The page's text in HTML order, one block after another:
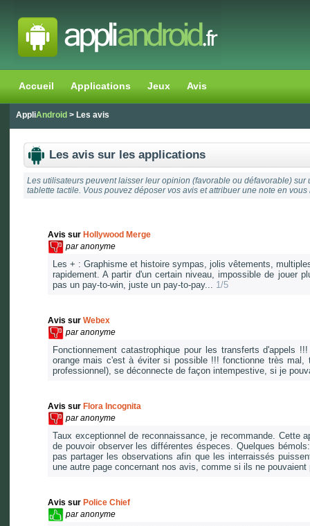
Accueil Applications Jeux Avis
AppliAndroid > Les avis
Les avis sur les applications
Les utilisateurs peuvent laisser leur opinion (favorable ou défavorable)
tablette tactile. Vous pouvez déposer vos avis et attribuer une note en
Avis sur Hollywood Merge
paranonyme
Les + : Graphisme et histoire sympas, jolis vêtements,
rapidement. A partir d'un certain niveau, impossible de jouer
pas un pay-to-win, juste un pay-to-pay... 1/5
Avis sur Webex
paranonyme
Fonctionnement catastrophique pour les transferts d'appels
orange mais c'est à éviter si possible !!! fonctionne très
professionnel), se déconnecte de façon intempestive, si je
Avis sur Flora Incognita
paranonyme
Taux exceptionnel de reconnaissance, je recommande. Cette
de pouvoir observer les différentes éspeces. Quelques
pas partager les observations afin que les interraissés
une autre page concernant nos avis, comme si ils ne
Avis sur Police Chief
paranonyme